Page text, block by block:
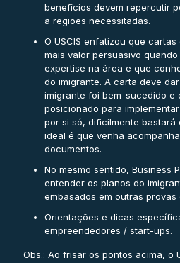
benefícios devem repercutir
a regiões necessitadas.
O USCIS enfatizou que
mais valor persuasivo
expertise na área e que
do imigrante. A carta deve
imigrante foi bem-sucedido e
posicionado para
por si só, dificilmente bastará
ideal é que venha
documentos.
No mesmo sentido, Business
entender os planos do
embasados em outras provas
Orientações e dicas
empreendedores / start-ups.
Obs.: Ao frisar os pontos acima, o